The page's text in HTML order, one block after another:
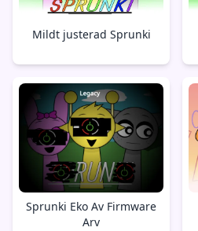
Mildt justerad Sprunki
Sprunki Eko Av Firmware
Arv